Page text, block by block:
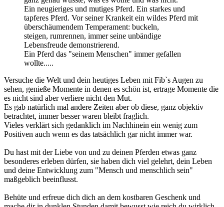
Ein neugieriges und mutiges Pferd. Ein starkes und
tapferes Pferd. Vor seiner Krankeit ein wildes Pferd mit
überschäumendem Temperament: buckeln,
steigen, rumrennen, immer seine unbändige
Lebensfreude demonstrierend.
Ein Pferd das "seinem Menschen" immer gefallen
wollte.....
Versuche die Welt und dein heutiges Leben mit Fib`s Augen zu
sehen, genieße Momente in denen es schön ist, ertrage Momente die
es nicht sind aber verliere nicht den Mut.
Es gab natürlich mal andere Zeiten aber ob diese, ganz objektiv
betrachtet, immer besser waren bleibt fraglich.
Vieles verklärt sich gedanklich im Nachhinein ein wenig zum
Positiven auch wenn es das tatsächlich gar nicht immer war.
Du hast mit der Liebe von und zu deinen Pferden etwas ganz
besonderes erleben dürfen, sie haben dich viel gelehrt, dein Leben
und deine Entwicklung zum "Mensch und menschlich sein"
maßgeblich beeinflusst.
Behüte und erfreue dich dich an dem kostbaren Geschenk und